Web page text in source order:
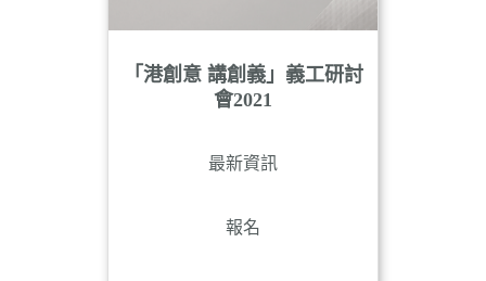
「港創意 講創義」義工研討
會2021
最新資訊
報名